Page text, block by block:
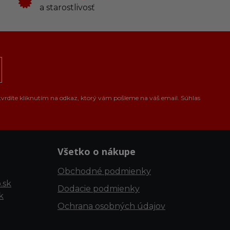
a starostlivosť
kliknutím na odkaz, ktorý vám pošleme na váš email. Súhlas
Všetko o nákupe
Obchodné podmienky
Dodacie podmienky
Ochrana osobných údajov